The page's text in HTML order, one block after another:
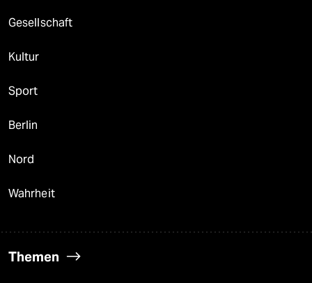
Gesellschaft
Kultur
Sport
Berlin
Nord
Wahrheit
Themen